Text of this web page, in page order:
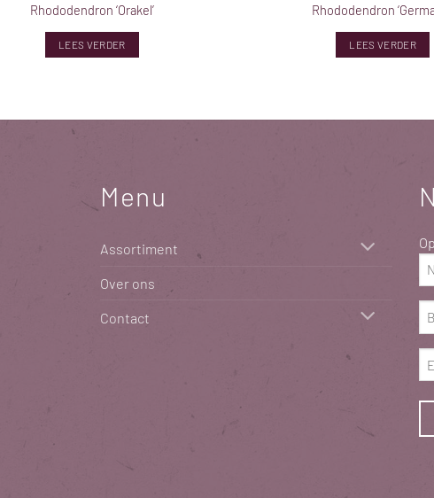
Rhododendron ‘Orakel’
LEES VERDER
Rhododendron
LEES VERDER
Menu
Assortiment
Over ons
Contact
E-